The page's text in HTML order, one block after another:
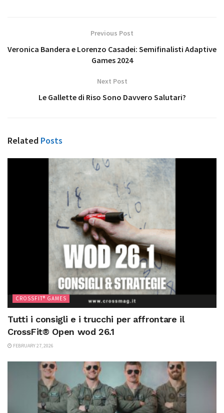
Previous Post
Veronica Bandera e Lorenzo Casadei: Semifinalisti Adaptive
Games 2024
Next Post
Le Gallette di Riso Sono Davvero Salutari?
Related Posts
CROSSFIT® GAMES
Tutti i consigli e i trucchi per affrontare il
CrossFit® Open wod 26.1
FEBRUARY 27, 2026